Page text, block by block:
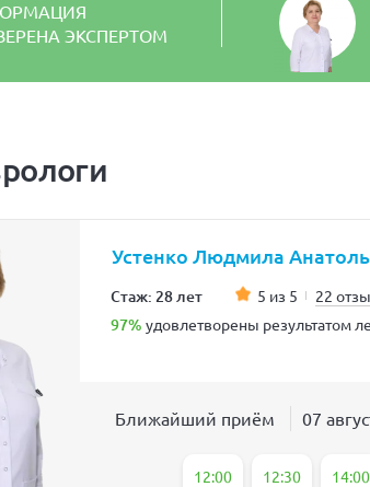
ЭКСПЕРТОМ
Устенко Людмила
Стаж: 28 лет 5 из 5 22
97% удовлетворены результатом
Ближайший приём 07
12:00 12:30 14:00